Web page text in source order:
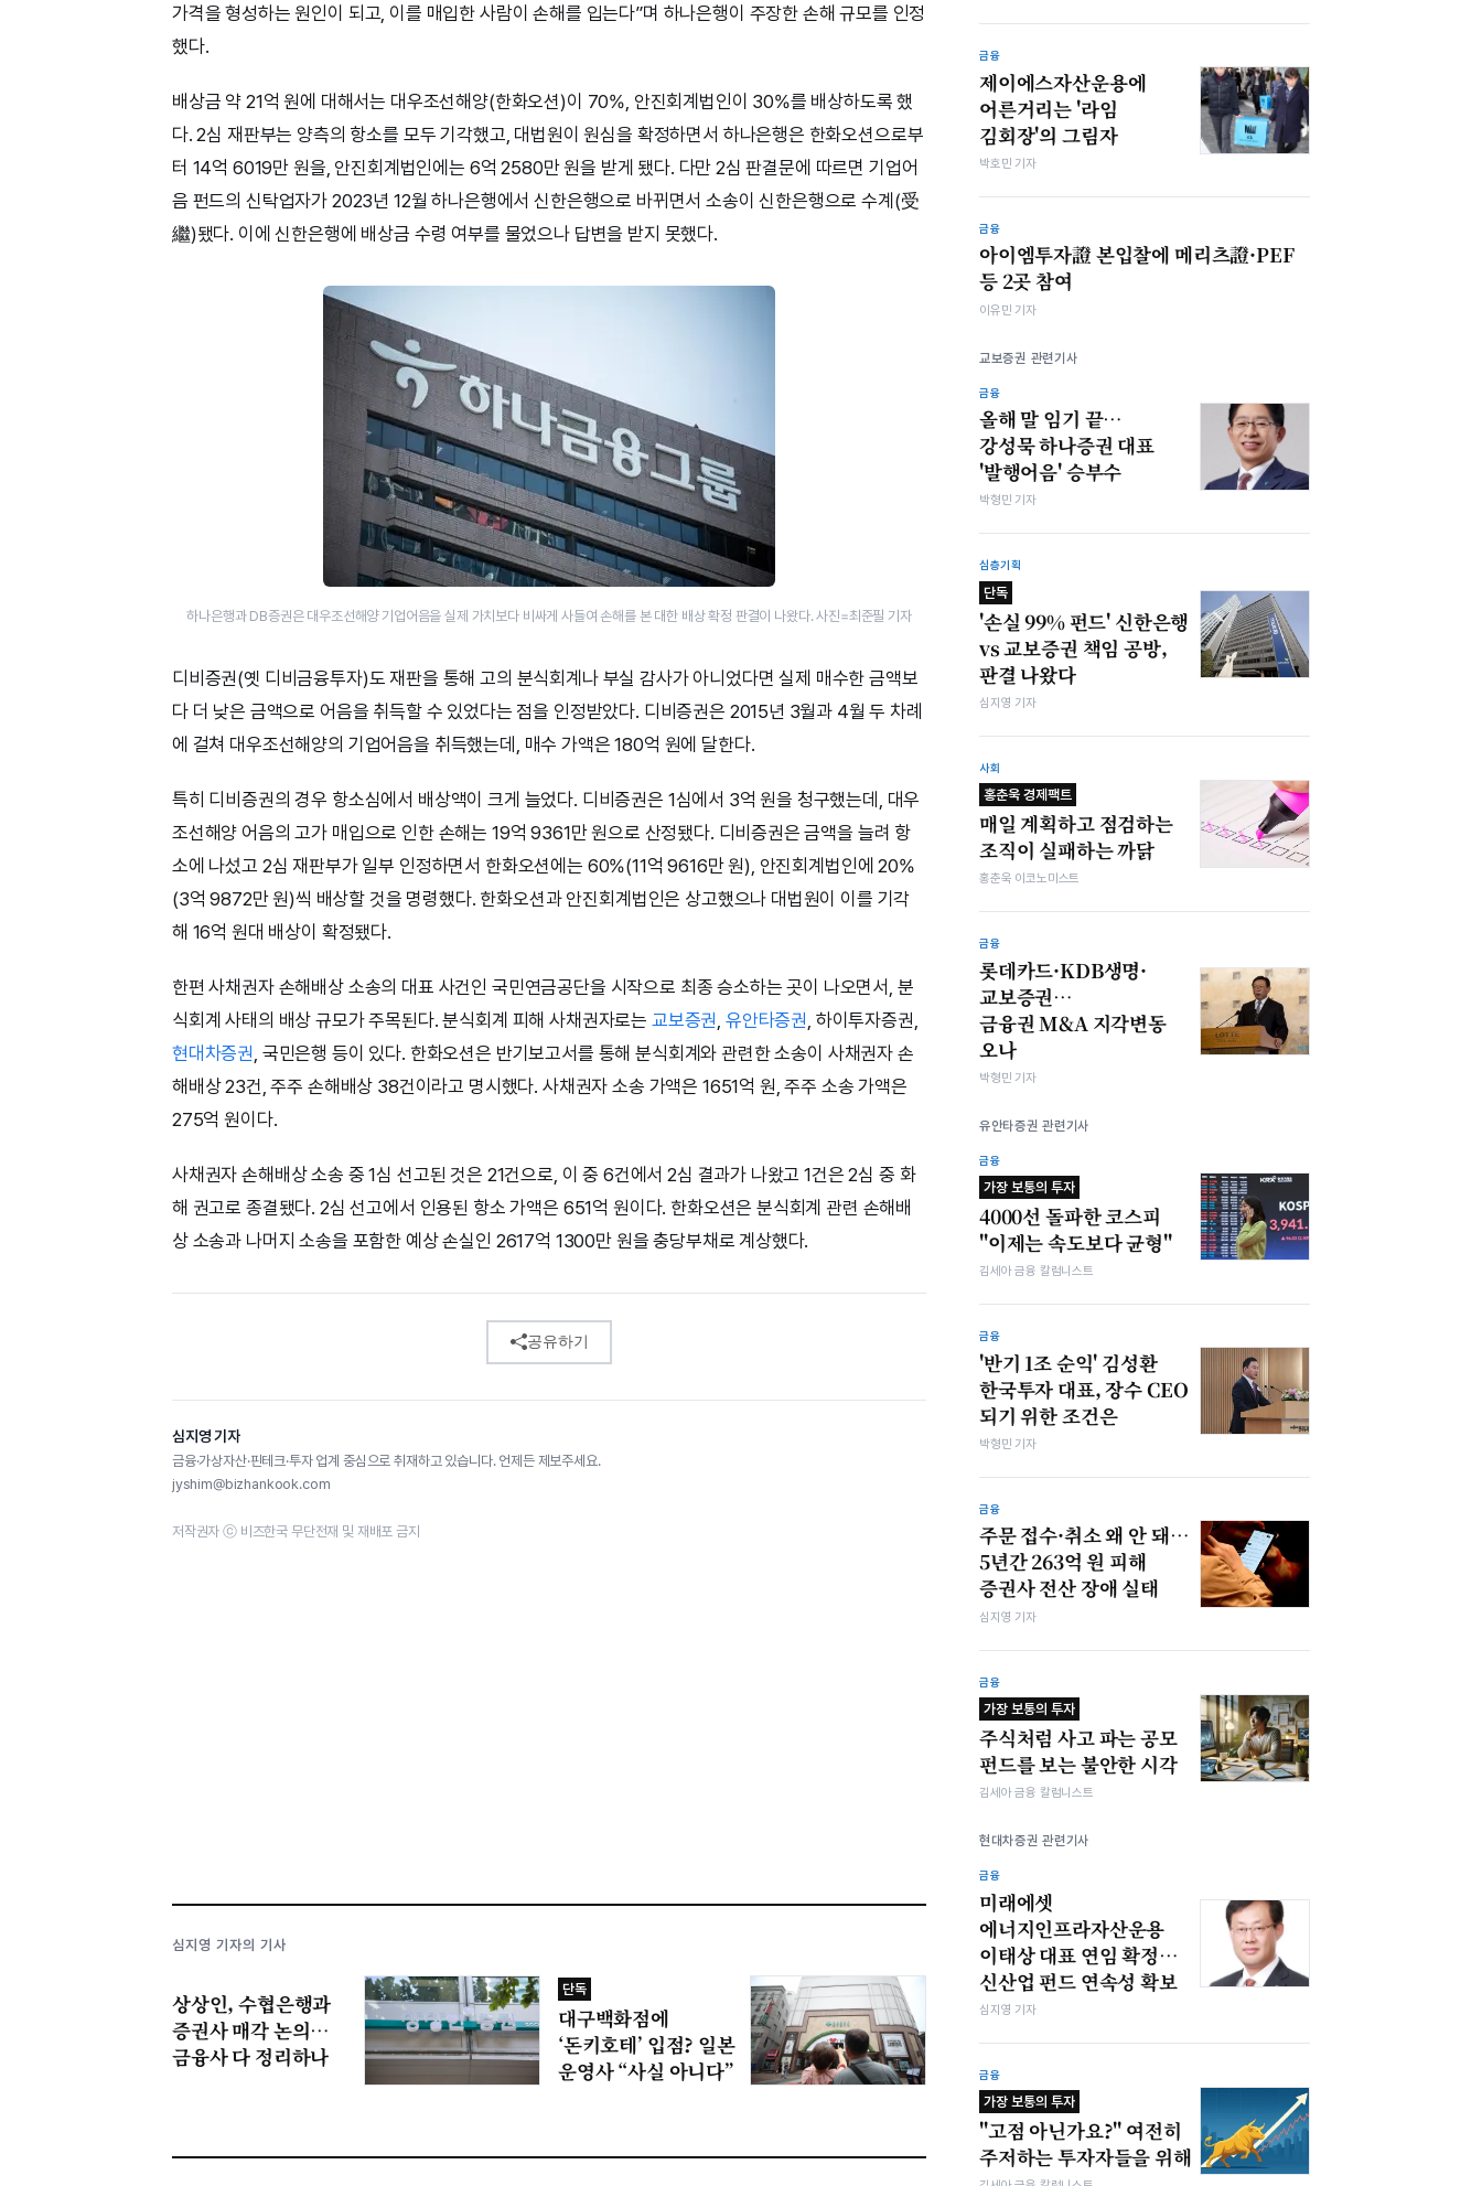
가격을 형성하는 원인이 되고, 이를 매입한 사람이 손해를 입는다”며 하나은행이 주장한 손해 규모를 인정
했다.
배상금 약 21억 원에 대해서는 대우조선해양(한화오션)이 70%, 안진회계법인이 30%를 배상하도록 했
다. 2심 재판부는 양측의 항소를 모두 기각했고, 대법원이 원심을 확정하면서 하나은행은 한화오션으로부
터 14억 6019만 원을, 안진회계법인에는 6억 2580만 원을 받게 됐다. 다만 2심 판결문에 따르면 기업어
음 펀드의 신탁업자가 2023년 12월 하나은행에서 신한은행으로 바뀌면서 소송이 신한은행으로 수계(受
繼)됐다. 이에 신한은행에 배상금 수령 여부를 물었으나 답변을 받지 못했다.
하나은행과 DB증권은 대우조선해양 기업어음을 실제 가치보다 비싸게 사들여 손해를 본​ 대한 배상 확정 판결이 나왔다. 사진=최준필 기자
디비증권(옛 디비금융투자)도 재판을 통해 고의 분식회계나 부실 감사가 아니었다면 실제 매수한 금액보
다 더 낮은 금액으로 어음을 취득할 수 있었다는 점을 인정받았다. 디비증권은 2015년 3월과 4월 두 차례
에 걸쳐 대우조선해양의 기업어음을 취득했는데, 매수 가액은 180억 원에 달한다.
특히 디비증권의 경우 항소심에서 배상액이 크게 늘었다. 디비증권은 1심에서 3억 원을 청구했는데, 대우
조선해양 어음의 고가 매입으로 인한 손해는 19억 9361만 원으로 산정됐다. 디비증권은 금액을 늘려 항
소에 나섰고 2심 재판부가 일부 인정하면서 한화오션에는 60%(11억 9616만 원), 안진회계법인에 20%
(3억 9872만 원)씩 배상할 것을 명령했다. 한화오션과 안진회계법인은 상고했으나 대법원이 이를 기각
해 16억 원대 배상이 확정됐다.
한편 사채권자 손해배상 소송의 대표 사건인 국민연금공단을 시작으로 최종 승소하는 곳이 나오면서, 분
식회계 사태의 배상 규모가 주목된다. 분식회계 피해 사채권자로는 교보증권 유안타증권 , 하이투자증권,
현대차증권 , 국민은행 등이 있다. 한화오션은 반기보고서를 통해 분식회계와 관련한 소송이 사채권자 손
해배상 23건, 주주 손해배상 38건이라고 명시했다. 사채권자 소송 가액은 1651억 원, 주주 소송 가액은
275억 원이다.
사채권자 손해배상 소송 중 1심 선고된 것은 21건으로, 이 중 6건에서 2심 결과가 나왔고 1건은 2심 중 화
해 권고로 종결됐다. 2심 선고에서 인용된 항소 가액은 651억 원이다. 한화오션은 분식회계 관련 손해배
상 소송과 나머지 소송을 포함한 예상 손실인 2617억 1300만 원을 충당부채로 계상했다.
공유하기
심지영 기자
금융·가상자산·핀테크·투자 업계 중심으로 취재하고 있습니다. 언제든 제보주세요.
jyshim@bizhankook.com
저작권자 ⓒ 비즈한국 무단전재 및 재배포 금지
심지영 기자의 기사
상상인, 수협은행과
증권사 매각 논의…
금융사 다 정리하나
단독
대구백화점에
‘돈키호테’ 입점? 일본
운영사 “사실 아니다”
금융
제이에스자산운용에
어른거리는 '라임
김회장'의 그림자
박호민 기자
금융
아이엠투자證 본입찰에 메리츠證·PEF
등 2곳 참여
이유민 기자
교보증권 관련기사
금융
올해 말 임기 끝…
강성묵 하나증권 대표
'발행어음' 승부수
박형민 기자
심층기획
단독
'손실 99% 펀드' 신한은행
vs 교보증권 책임 공방,
판결 나왔다
심지영 기자
사회
홍춘욱 경제팩트
매일 계획하고 점검하는
조직이 실패하는 까닭
홍춘욱 이코노미스트
금융
롯데카드·KDB생명·
교보증권…
금융권 M&A 지각변동
오나
박형민 기자
유안타증권 관련기사
금융
가장 보통의 투자
4000선 돌파한 코스피
"이제는 속도보다 균형"
김세아 금융 칼럼니스트
금융
'반기 1조 순익' 김성환
한국투자 대표, 장수 CEO
되기 위한 조건은
박형민 기자
금융
주문 접수·취소 왜 안 돼…
5년간 263억 원 피해
증권사 전산 장애 실태
심지영 기자
금융
가장 보통의 투자
주식처럼 사고 파는 공모
펀드를 보는 불안한 시각
김세아 금융 칼럼니스트
현대차증권 관련기사
금융
미래에셋
에너지인프라자산운용
이태상 대표 연임 확정…
신산업 펀드 연속성 확보
심지영 기자
금융
가장 보통의 투자
"고점 아닌가요?" 여전히
주저하는 투자자들을 위해